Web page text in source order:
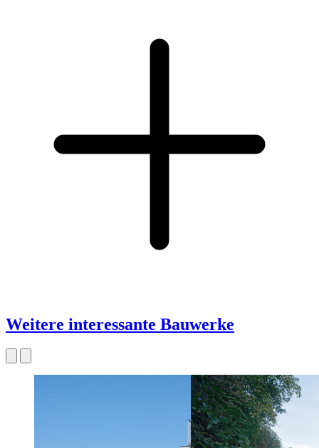
Weitere interessante Bauwerke